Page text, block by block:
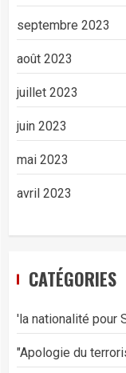
septembre 2023
août 2023
juillet 2023
juin 2023
mai 2023
avril 2023
CATÉGORIES
'la nationalité pour
"Apologie du